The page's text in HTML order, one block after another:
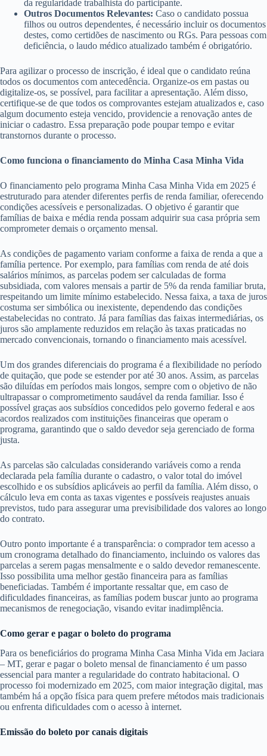
da regularidade trabalhista do participante.
Outros Documentos Relevantes: Caso o candidato possua
filhos ou outros dependentes, é necessário incluir os documentos
destes, como certidões de nascimento ou RGs. Para pessoas com
deficiência, o laudo médico atualizado também é obrigatório.
Para agilizar o processo de inscrição, é ideal que o candidato reúna
todos os documentos com antecedência. Organize-os em pastas ou
digitalize-os, se possível, para facilitar a apresentação. Além disso,
certifique-se de que todos os comprovantes estejam atualizados e, caso
algum documento esteja vencido, providencie a renovação antes de
iniciar o cadastro. Essa preparação pode poupar tempo e evitar
transtornos durante o processo.
Como funciona o financiamento do Minha Casa Minha Vida
O financiamento pelo programa Minha Casa Minha Vida em 2025 é
estruturado para atender diferentes perfis de renda familiar, oferecendo
condições acessíveis e personalizadas. O objetivo é garantir que
famílias de baixa e média renda possam adquirir sua casa própria sem
comprometer demais o orçamento mensal.
As condições de pagamento variam conforme a faixa de renda a que a
família pertence. Por exemplo, para famílias com renda de até dois
salários mínimos, as parcelas podem ser calculadas de forma
subsidiada, com valores mensais a partir de 5% da renda familiar bruta,
respeitando um limite mínimo estabelecido. Nessa faixa, a taxa de juros
costuma ser simbólica ou inexistente, dependendo das condições
estabelecidas no contrato. Já para famílias das faixas intermediárias, os
juros são amplamente reduzidos em relação às taxas praticadas no
mercado convencionais, tornando o financiamento mais acessível.
Um dos grandes diferenciais do programa é a flexibilidade no período
de quitação, que pode se estender por até 30 anos. Assim, as parcelas
são diluídas em períodos mais longos, sempre com o objetivo de não
ultrapassar o comprometimento saudável da renda familiar. Isso é
possível graças aos subsídios concedidos pelo governo federal e aos
acordos realizados com instituições financeiras que operam o
programa, garantindo que o saldo devedor seja gerenciado de forma
justa.
As parcelas são calculadas considerando variáveis como a renda
declarada pela família durante o cadastro, o valor total do imóvel
escolhido e os subsídios aplicáveis ao perfil da família. Além disso, o
cálculo leva em conta as taxas vigentes e possíveis reajustes anuais
previstos, tudo para assegurar uma previsibilidade dos valores ao longo
do contrato.
Outro ponto importante é a transparência: o comprador tem acesso a
um cronograma detalhado do financiamento, incluindo os valores das
parcelas a serem pagas mensalmente e o saldo devedor remanescente.
Isso possibilita uma melhor gestão financeira para as famílias
beneficiadas. Também é importante ressaltar que, em caso de
dificuldades financeiras, as famílias podem buscar junto ao programa
mecanismos de renegociação, visando evitar inadimplência.
Como gerar e pagar o boleto do programa
Para os beneficiários do programa Minha Casa Minha Vida em Jaciara
– MT, gerar e pagar o boleto mensal de financiamento é um passo
essencial para manter a regularidade do contrato habitacional. O
processo foi modernizado em 2025, com maior integração digital, mas
também há a opção física para quem prefere métodos mais tradicionais
ou enfrenta dificuldades com o acesso à internet.
Emissão do boleto por canais digitais